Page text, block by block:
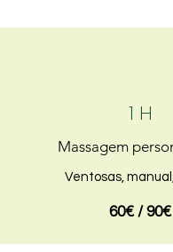
1 H
Massagem
Ventosas,
60€ / 90€